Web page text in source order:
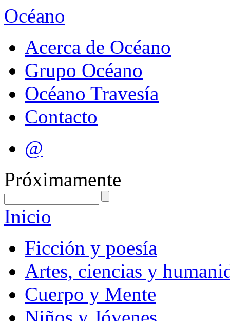
Océano
Acerca de Océano
Grupo Océano
Océano Travesía
Contacto
@
Próximamente
Inicio
Ficción y poesía
Artes, ciencias y
Cuerpo y Mente